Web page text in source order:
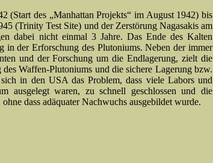
(Start des „Manhattan Projekts“ im August 1942) bis
(Trinity Test Site) und der Zerstörung Nagasakis am
dabei nicht einmal 3 Jahre. Das Ende des Kalten
in der Erforschung des Plutoniums. Neben der immer
und der Forschung um die Endlagerung, zielt die
Waffen-Plutoniums und die sichere Lagerung bzw.
in den USA das Problem, dass viele Labors und
ausgelegt waren, zu schnell geschlossen und die
dass adäquater Nachwuchs ausgebildet wurde.